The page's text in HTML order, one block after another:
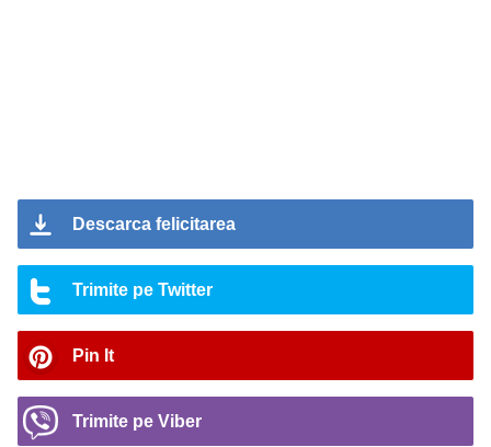
Descarca felicitarea
Trimite pe Twitter
Pin It
Trimite pe Viber